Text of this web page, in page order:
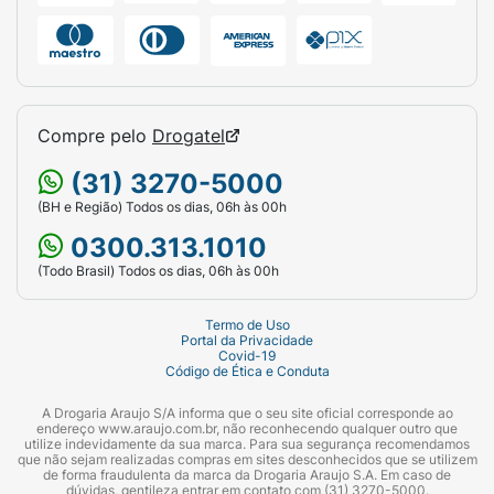
Para realçar áreas específicas e adicionar
luminosidade, use um tom mais claro.
Para contornar e esculpir o rosto, tons mais
escuros ajudam a criar definição e
Quer uma camada mais intensa? Adicione
Pó Compacto ou Pó Translúcido para uma
maior durabilidade!
Gire apenas duas vezes o stick para expor o
produto e aplique em bolinhas pelo rosto.
Passo 2
Compre pelo Drogatel
(31) 3270-5000
(BH e Região) Todos os dias, 06h às 00h
0300.313.1010
(Todo Brasil) Todos os dias, 06h às 00h
Termo de Uso
Portal da Privacidade
Covid-19
Código de Ética e Conduta
A Drogaria Araujo S/A informa que o seu site oficial corresponde ao
endereço www.araujo.com.br, não reconhecendo qualquer outro que
utilize indevidamente da sua marca. Para sua segurança recomendamos
que não sejam realizadas compras em sites desconhecidos que se utilizem
de forma fraudulenta da marca da Drogaria Araujo S.A. Em caso de
dúvidas, gentileza entrar em contato com (31) 3270-5000.